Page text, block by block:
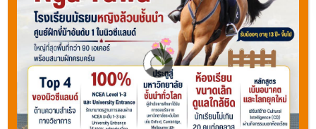
Last updated June 19, 2026 ago byWebmaster
Thebest
Share Favorite Print